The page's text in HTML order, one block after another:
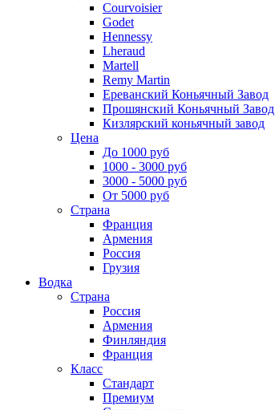
Courvoisier
Godet
Hennessy
Lheraud
Martell
Remy Martin
Ереванский Коньячный Завод
Прошянский Коньячный Завод
Кизлярский коньячный завод
Цена
До 1000 руб
1000 - 3000 руб
3000 - 5000 руб
От 5000 руб
Страна
Франция
Армения
Россия
Грузия
Водка
Страна
Россия
Армения
Финляндия
Франция
Класс
Стандарт
Премиум